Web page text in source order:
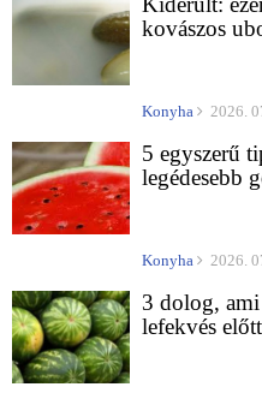
kovászos
Konyha 2026.
5 egyszerű
legédesebb
Konyha 2026.
3 dolog, ami
lefekvés